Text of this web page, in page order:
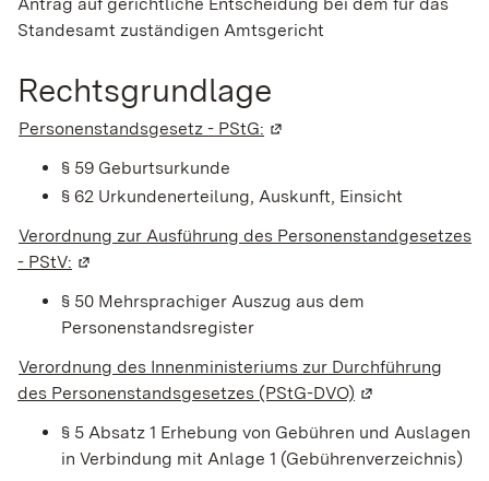
Antrag auf gerichtliche Entscheidung bei dem für das
Standesamt zuständigen Amtsgericht
Rechtsgrundlage
Personenstandsgesetz - PStG: (Wird in einem neuen
§ 59 Geburtsurkunde
§ 62 Urkundenerteilung, Auskunft, Einsicht
Verordnung zur Ausführung des Personenstandgesetzes
- PStV: (Wird in einem neuen Fenster geöffnet)
§ 50 Mehrsprachiger Auszug aus dem
Personenstandsregister
Verordnung des Innenministeriums zur Durchführung
des Personenstandsgesetzes (PStG-DVO) (Wird in einem
§ 5 Absatz 1 Erhebung von Gebühren und Auslagen
in Verbindung mit Anlage 1 (Gebührenverzeichnis)